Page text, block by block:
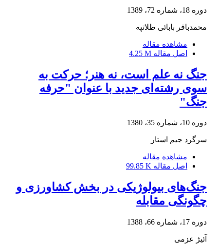
دوره 18، شماره 72، 1389
محمدباقر بابائی طلاتپه
مشاهده مقاله
اصل مقاله 4.25 M
جنگ‌ نه‌ علم‌ است‌، نه‌ هنر؛ حرکت‌ به‌
سوی‌ رشته‌ای‌ جدید با عنوان‌ "حرفه‌
جنگ‌"
دوره 10، شماره 35، 1380
سرگرد جیم‌ استار
مشاهده مقاله
اصل مقاله 99.85 K
جنگ‌های بیولوژیکی در بخش کشاورزی و
چگونگی مقابله
دوره 17، شماره 66، 1388
آئیژ عزمی